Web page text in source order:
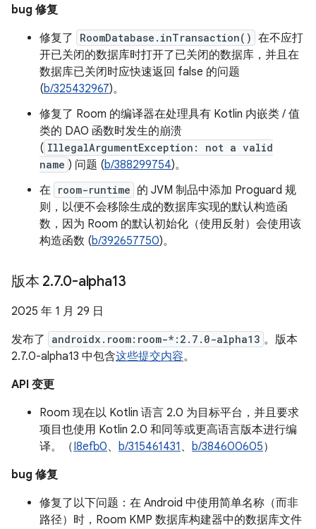
bug 修复
修复了
RoomDatabase.inTransaction() 在不应打
开已关闭的数据库时打开了已关闭的数据库，并且在
数据库已关闭时应快速返回 false 的问题
(b/325432967)。
修复了 Room 的编译器在处理具有 Kotlin 内嵌类 / 值
类的 DAO 函数时发生的崩溃
( IllegalArgumentException: not a valid
name ) 问题 (b/388299754)。
在 room-runtime 的 JVM 制品中添加 Proguard 规
则，以便不会移除生成的数据库实现的默认构造函
数，因为 Room 的默认初始化（使用反射）会使用该
构造函数 (b/392657750)。
版本 2.7.0-alpha13
2025 年 1 月 29 日
发布了
androidx.room:room-*:2.7.0-alpha13 。版本
2.7.0-alpha13 中包含这些提交内容。
API 变更
Room 现在以 Kotlin 语言 2.0 为目标平台，并且要求
项目也使用 Kotlin 2.0 和同等或更高语言版本进行编
译。（I8efb0、 b/315461431 、 b/384600605）
bug 修复
修复了以下问题：在 Android 中使用简单名称（而非
路径）时，Room KMP 数据库构建器中的数据库文件